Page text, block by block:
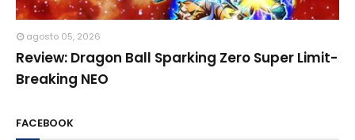
agosto 05, 2026
Review: Dragon Ball Sparking Zero Super Limit-
Breaking NEO
FACEBOOK